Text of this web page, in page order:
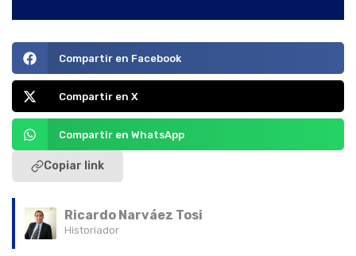
Compartir en Facebook
Compartir en X
Compartir en WhatsApp
Copiar link
Ricardo Narváez Tosi
Historiador